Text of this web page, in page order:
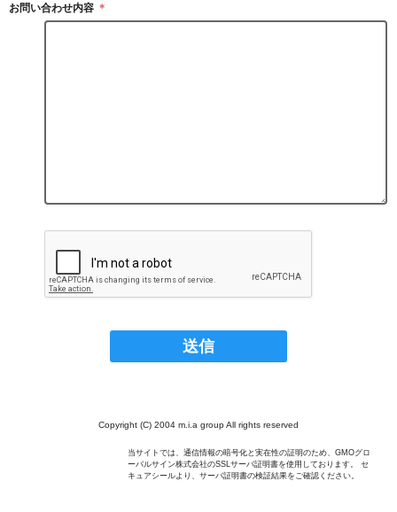
お問い合わせ内容 ＊
Copyright (C) 2004 m.i.a group All rights reserved
当サイトでは、通信情報の暗号化と実在性の証明のため、GMOグロ
ーバルサイン株式会社のSSLサーバ証明書を使用しております。 セ
キュアシールより、サーバ証明書の検証結果をご確認ください。